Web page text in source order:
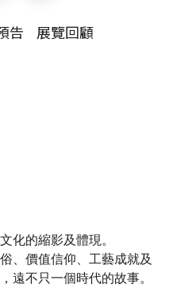
告 展覽回顧
化的縮影及體現。
、價值信仰、工藝成就及
遠不只一個時代的故事。